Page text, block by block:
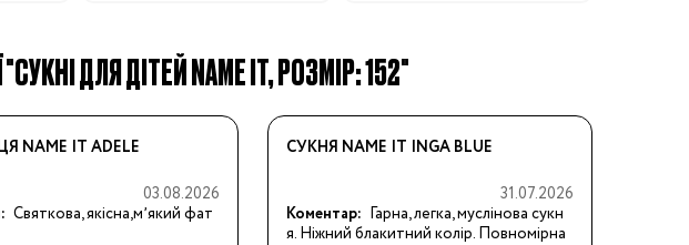
ДЛЯ ДІТЕЙ NAME IT, РОЗМІР: 152"
NAME IT ADELE
03.08.2026
Святкова, якісна,мʼякий фат
СУКНЯ NAME IT INGA BLUE
31.07.2026
Коментар: Гарна, легка, муслінова сукн
я. Ніжний блакитний колір. Повномірна